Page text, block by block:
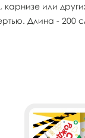
или
Длина - 200